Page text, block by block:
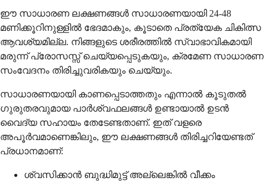
ഈ സാധാരണ ലക്ഷണങ്ങൾ സാധാരണയായി 24-48
മണിക്കൂറിനുള്ളിൽ ഭേദമാകും, കൂടാതെ പ്രത്യേക ചികിത്സ
ആവശ്യമില്ല. നിങ്ങളുടെ ശരീരത്തിൽ സ്വാഭാവികമായി
മരുന്ന് പ്രോസസ്സ് ചെയ്യപ്പെടുകയും, ക്രമേണ സാധാരണ
സംവേദനം തിരിച്ചുവരികയും ചെയ്യും.
സാധാരണയായി കാണപ്പെടാത്തതും എന്നാൽ കൂടുതൽ
ഗുരുതരവുമായ പാർശ്വഫലങ്ങൾ ഉണ്ടായാൽ ഉടൻ
വൈദ്യ സഹായം തേടേണ്ടതാണ്. ഇത് വളരെ
അപൂർവമാണെങ്കിലും, ഈ ലക്ഷണങ്ങൾ തിരിച്ചറിയേണ്ടത്
പ്രധാനമാണ്:
ശ്വസിക്കാൻ ബുദ്ധിമുട്ട് അല്ലെങ്കിൽ വീക്കം